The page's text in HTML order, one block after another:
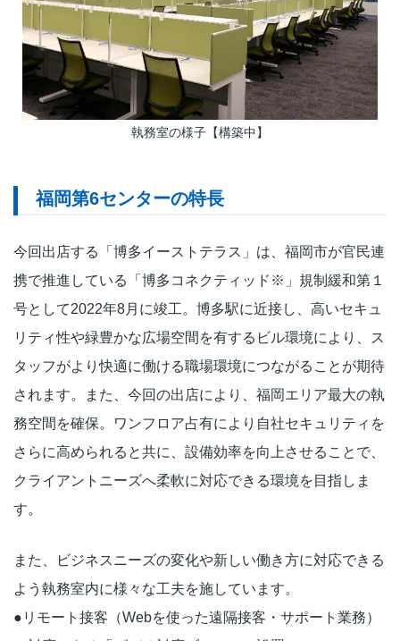
執務室の様子【構築中】
福岡第6センターの特長
今回出店する「博多イーストテラス」は、福岡市が官民連
携で推進している「博多コネクティッド※」規制緩和第１
号として2022年8月に竣工。博多駅に近接し、高いセキュ
リティ性や緑豊かな広場空間を有するビル環境により、ス
タッフがより快適に働ける職場環境につながることが期待
されます。また、今回の出店により、福岡エリア最大の執
務空間を確保。ワンフロア占有により自社セキュリティを
さらに高められると共に、設備効率を向上させることで、
クライアントニーズへ柔軟に対応できる環境を目指しま
す。
また、ビジネスニーズの変化や新しい働き方に対応できる
よう執務室内に様々な工夫を施しています。
●リモート接客（Webを使った遠隔接客・サポート業務）